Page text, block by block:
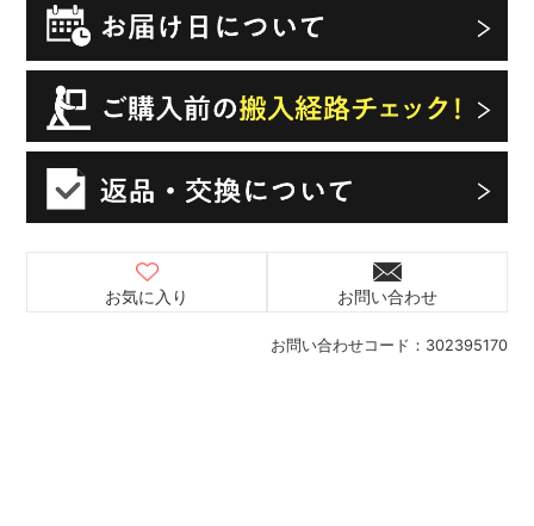
お問い合わせコード： 302395170
お気に入り お問い合わせ